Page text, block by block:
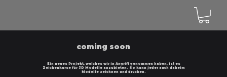
coming soon
Ein neues Projekt, welches wir in Angriff genommen haben, ist es
Zeichenkurse für 3D Modelle anzubieten. So kann jeder auch daheim
Modelle zeichnen und drucken.